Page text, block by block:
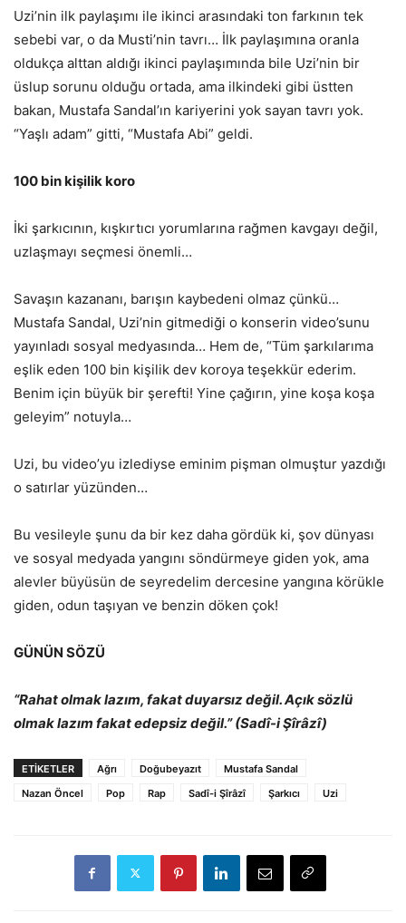
Uzi’nin ilk paylaşımı ile ikinci arasındaki ton farkının tek
sebebi var, o da Musti’nin tavrı… İlk paylaşımına oranla
oldukça alttan aldığı ikinci paylaşımında bile Uzi’nin bir
üslup sorunu olduğu ortada, ama ilkindeki gibi üstten
bakan, Mustafa Sandal’ın kariyerini yok sayan tavrı yok.
“Yaşlı adam” gitti, “Mustafa Abi” geldi.
100 bin kişilik koro
İki şarkıcının, kışkırtıcı yorumlarına rağmen kavgayı değil,
uzlaşmayı seçmesi önemli…
Savaşın kazananı, barışın kaybedeni olmaz çünkü…
Mustafa Sandal, Uzi’nin gitmediği o konserin video’sunu
yayınladı sosyal medyasında… Hem de, “Tüm şarkılarıma
eşlik eden 100 bin kişilik dev koroya teşekkür ederim.
Benim için büyük bir şerefti! Yine çağırın, yine koşa koşa
geleyim” notuyla…
Uzi, bu video’yu izlediyse eminim pişman olmuştur yazdığı
o satırlar yüzünden…
Bu vesileyle şunu da bir kez daha gördük ki, şov dünyası
ve sosyal medyada yangını söndürmeye giden yok, ama
alevler büyüsün de seyredelim dercesine yangına körükle
giden, odun taşıyan ve benzin döken çok!
GÜNÜN SÖZÜ
“Rahat olmak lazım, fakat duyarsız değil. Açık sözlü
olmak lazım fakat edepsiz değil.” (Sadî-i Şîrâzî)
ETİKETLER Ağrı Doğubeyazıt
Mustafa Sandal
Nazan Öncel
Pop Rap Sadî-i Şîrâzî Şarkıcı Uzi